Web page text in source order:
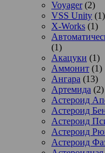
Voyager(2)
VSS Unity (1)
X-Works (1)
(1)
Акацуки (1)
Аммонит (1)
Ангара (13)
Артемида (2)
Астероид
Астероид
Астероид
Астероид
Астероид